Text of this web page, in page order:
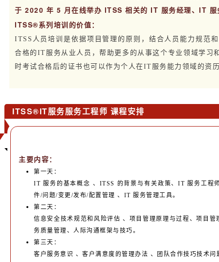
于 2020 年 5 月在线举办 ITSS 相关的 IT 服务经理、IT 服
ITSS®系列培训的价值：
ITSS人员培训是依据项目管理的原则，结合人员能力规范
合格的IT服务从业人员，帮助更多的从事这个专业领域学习
时考试合格后的证书也可以作为个人在IT服务能力领域的资
ITSS®IT服务服务工程师 课程安排
主要内容：
第一天：
IT 服务的基本概念 、ITSS 的背景与有关政策、IT 服务工程
件/问题/变更/发布/配置管理 、IT 服务管理工具。
第二天：
信息安全技术规范和风险评估 、项目管理原理与过程、项目
务质量管理、人际沟通框架与技巧。
第三天：
客户服务意识 、客户满意度的管理办法 、团队合作技巧技术问